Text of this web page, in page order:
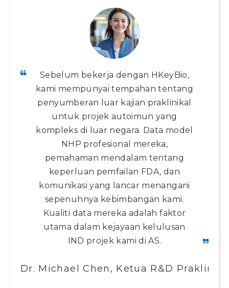
Sebelum bekerja dengan HKeyBio,
kami mempunyai tempahan tentang
penyumberan luar kajian praklinikal
untuk projek autoimun yang
kompleks di luar negara. Data model
NHP profesional mereka,
pemahaman mendalam tentang
keperluan pemfailan FDA, dan
komunikasi yang lancar menangani
sepenuhnya kebimbangan kami.
Kualiti data mereka adalah faktor
utama dalam kejayaan kelulusan
IND projek kami di AS.
Dr. Michael Chen, Ketua R&D